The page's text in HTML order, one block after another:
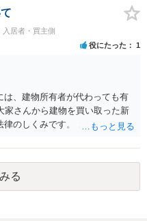
退去を検討する場合には、立
の条件を明確にした書面を作
新条項・解除条項・期間の定
れまでの更新時の合意内容
不利な特約として無効になり
りますので、署名押印前に内
談することをおすすめしま
入居者・買主側
役にたった 1
、建物所有者が代わっても有
家さんから建物を買い取った新
律のしくみです。 おそらくは、
すが、納得できなければ断る
いでしょう。
る